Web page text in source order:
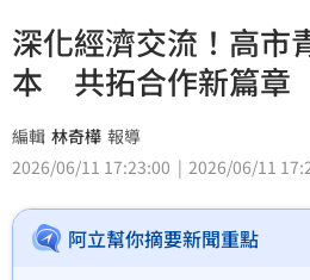
深化經濟交流！高市
本 共拓合作新篇章
編輯 林奇樺 報導
2026/06/11 17:23:00
2026/06/11
阿立幫你摘要新聞重點